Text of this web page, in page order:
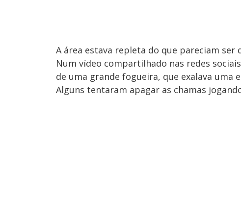
A área estava repleta do que pareciam
Num vídeo compartilhado nas redes
de uma grande fogueira, que exalava uma
Alguns tentaram apagar as chamas